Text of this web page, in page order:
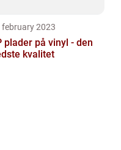
february 2023
plader på vinyl - den
kvalitet